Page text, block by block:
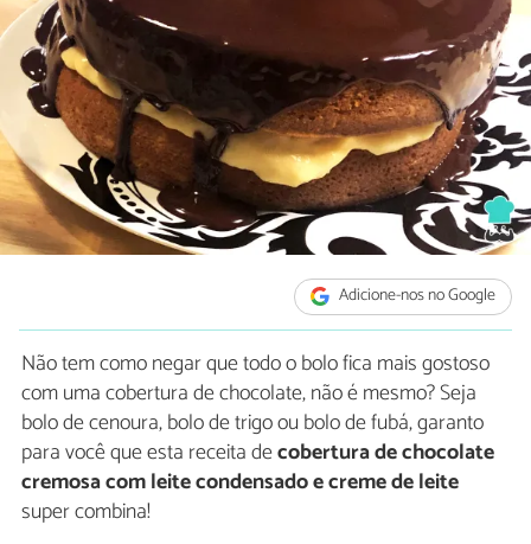
Adicione-nos no Google
Não tem como negar que todo o bolo fica mais gostoso
com uma cobertura de chocolate, não é mesmo? Seja
bolo de cenoura, bolo de trigo ou bolo de fubá, garanto
para você que esta receita decobertura de chocolate
cremosa com leite condensado e creme de leite
super combina!